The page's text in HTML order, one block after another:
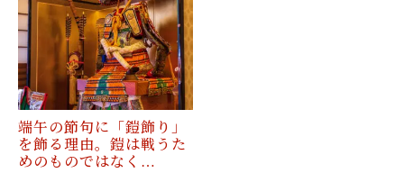
端午の節句に「鎧飾り」
を飾る理由。鎧は戦うた
めのものではなく…